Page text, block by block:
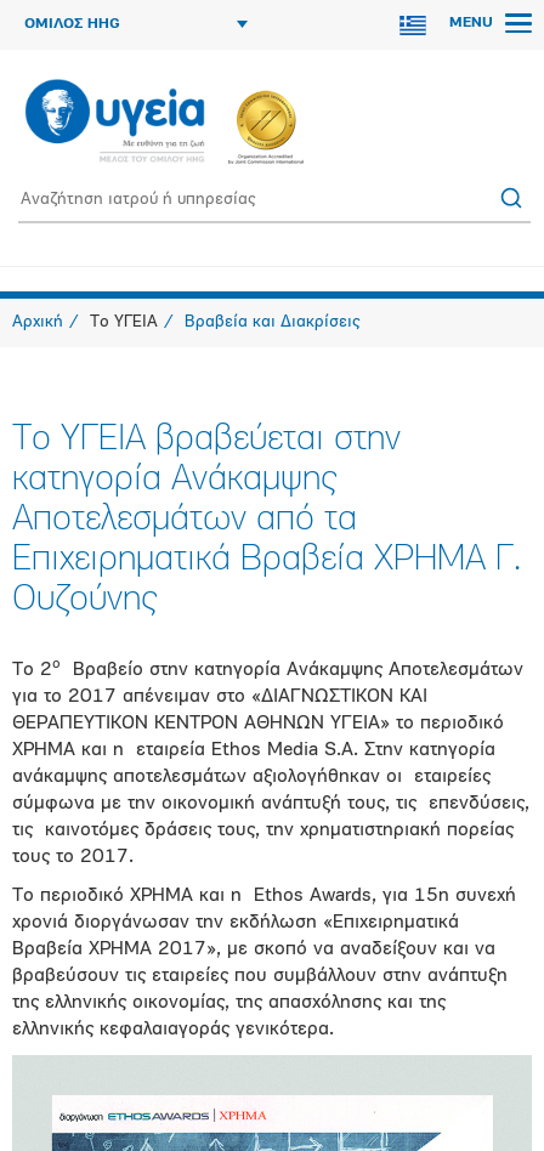
ΟΜΙΛΟΣ HHG MENU
Αρχική Το ΥΓΕΙΑ Βραβεία και Διακρίσεις
Το ΥΓΕΙΑ βραβεύεται στην
κατηγορία Ανάκαμψης
Αποτελεσμάτων από τα
Επιχειρηματικά Βραβεία ΧΡΗΜΑ Γ.
Ουζούνης
Το 2ο
Βραβείο στην κατηγορία Ανάκαμψης Αποτελεσμάτων
για το 2017 απένειμαν στο «ΔΙΑΓΝΩΣΤΙΚΟΝ ΚΑΙ
ΘΕΡΑΠΕΥΤΙΚΟΝ ΚΕΝΤΡΟΝ ΑΘΗΝΩΝ ΥΓΕΙΑ» το περιοδικό
ΧΡΗΜΑ και η εταιρεία Ethos Media S.A. Στην κατηγορία
ανάκαμψης αποτελεσμάτων αξιολογήθηκαν οι εταιρείες
σύμφωνα με την οικονομική ανάπτυξή τους, τις επενδύσεις,
τις καινοτόμες δράσεις τους, την χρηματιστηριακή πορείας
τους το 2017.
Το περιοδικό ΧΡΗΜΑ και η Ethos Awards, για 15η συνεχή
χρονιά διοργάνωσαν την εκδήλωση «Επιχειρηματικά
Βραβεία ΧΡΗΜΑ 2017», με σκοπό να αναδείξουν και να
βραβεύσουν τις εταιρείες που συμβάλλουν στην ανάπτυξη
της ελληνικής οικονομίας, της απασχόλησης και της
ελληνικής κεφαλαιαγοράς γενικότερα.